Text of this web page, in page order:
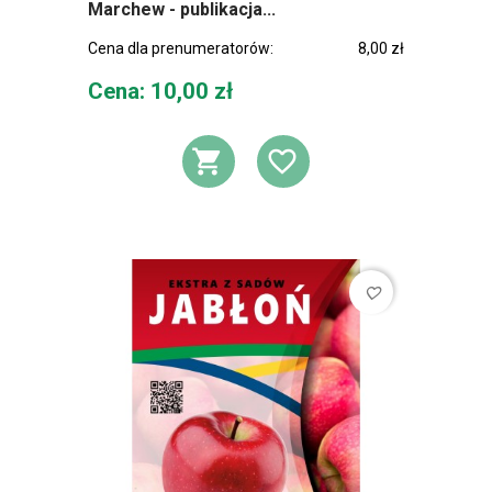
Marchew - publikacja...
Cena dla prenumeratorów: 8,00 zł
Cena
Cena: 10,00 zł
DODAJ DO
DODAJ DO
favorite_border